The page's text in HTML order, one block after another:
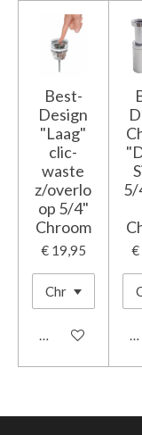
Best-
Design
"Laag"
clic-
waste
z/overlo
op 5/4"
Chroom
€ 19,95
In winkelwagen
5/
€